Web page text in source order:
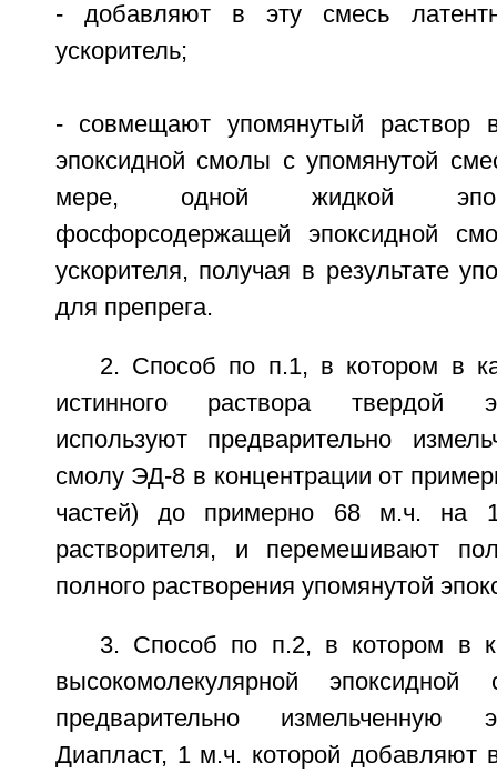
- добавляют в эту смесь
ускоритель;
- совмещают упомянутый раствор
эпоксидной смолы с упомянутой
мере, одной жидкой
фосфорсодержащей эпоксидной
ускорителя, получая в результате
для препрега.
2. Способ по п.1, в котором в
истинного раствора твердой
используют предварительно
смолу ЭД-8 в концентрации от
частей) до примерно 68 м.ч. на
растворителя, и перемешивают
полного растворения упомянутой
3. Способ по п.2, в котором в
высокомолекулярной
предварительно измельченную
Диапласт, 1 м.ч. которой добавляют